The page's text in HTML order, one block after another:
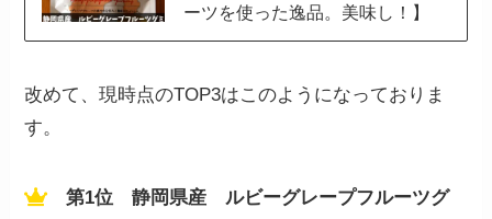
ーツを使った逸品。美味し！】
改めて、現時点のTOP3はこのようになっておりま
す。
第1位 静岡県産 ルビーグレープフルーツグ